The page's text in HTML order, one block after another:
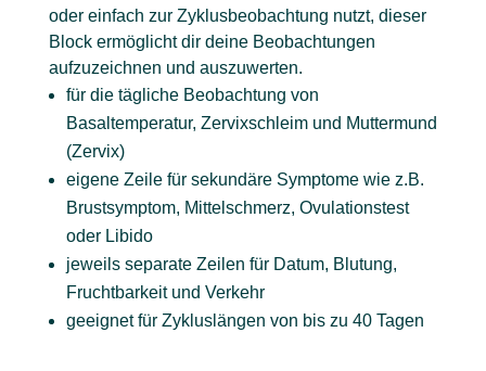
oder einfach zur Zyklusbeobachtung nutzt, dieser
Block ermöglicht dir deine Beobachtungen
aufzuzeichnen und auszuwerten.
für die tägliche Beobachtung von
Basaltemperatur, Zervixschleim und Muttermund
(Zervix)
eigene Zeile für sekundäre Symptome wie z.B.
Brustsymptom, Mittelschmerz, Ovulationstest
oder Libido
jeweils separate Zeilen für Datum, Blutung,
Fruchtbarkeit und Verkehr
geeignet für Zykluslängen von bis zu 40 Tagen